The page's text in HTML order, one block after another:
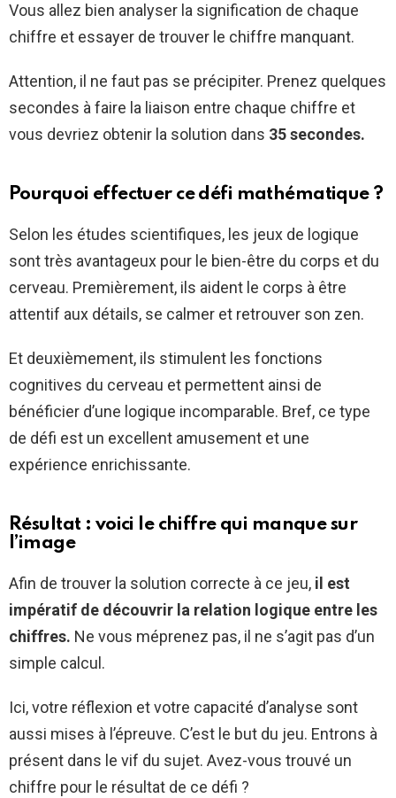
Vous allez bien analyser la signification de chaque
chiffre et essayer de trouver le chiffre manquant.
Attention, il ne faut pas se précipiter. Prenez quelques
secondes à faire la liaison entre chaque chiffre et
vous devriez obtenir la solution dans 35 secondes.
Pourquoi effectuer ce défi mathématique ?
Selon les études scientifiques, les jeux de logique
sont très avantageux pour le bien-être du corps et du
cerveau. Premièrement, ils aident le corps à être
attentif aux détails, se calmer et retrouver son zen.
Et deuxièmement, ils stimulent les fonctions
cognitives du cerveau et permettent ainsi de
bénéficier d’une logique incomparable. Bref, ce type
de défi est un excellent amusement et une
expérience enrichissante.
Résultat : voici le chiffre qui manque sur
l’image
Afin de trouver la solution correcte à ce jeu, il est
impératif de découvrir la relation logique entre les
chiffres. Ne vous méprenez pas, il ne s’agit pas d’un
simple calcul.
Ici, votre réflexion et votre capacité d’analyse sont
aussi mises à l’épreuve. C’est le but du jeu. Entrons à
présent dans le vif du sujet. Avez-vous trouvé un
chiffre pour le résultat de ce défi ?